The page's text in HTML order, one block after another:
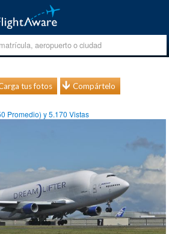
tus fotos Compártelo
Promedio) y5.170 Vistas